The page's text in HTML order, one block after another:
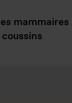
mammaires